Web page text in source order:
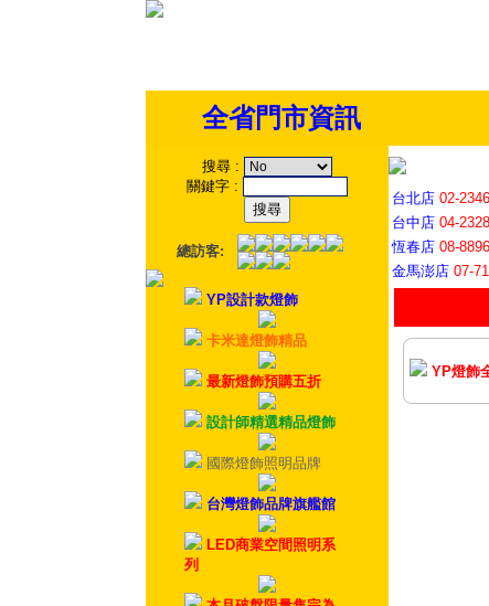
全省門市資訊
搜尋 :
關鍵字 :
總訪客:
YP設計款燈飾
卡米達燈飾精品
最新燈飾預購五折
設計師精選精品燈飾
國際燈飾照明品牌
台灣燈飾品牌旗艦館
LED商業空間照明系
列
台北店 02-
台中店 04-
恆春店 08-
金馬澎店 07-
YP燈飾